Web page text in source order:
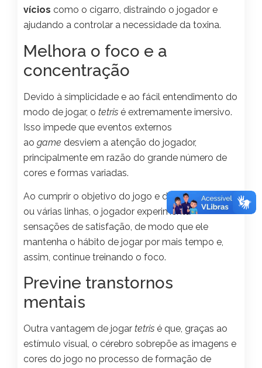
vícios como o cigarro, distraindo o jogador e
ajudando a controlar a necessidade da toxina.
Melhora o foco e a
concentração
Devido à simplicidade e ao fácil entendimento do
modo de jogar, o tetris é extremamente imersivo.
Isso impede que eventos externos
ao game desviem a atenção do jogador,
principalmente em razão do grande número de
cores e formas variadas.
Ao cumprir o objetivo do jogo e desintegrar uma
ou várias linhas, o jogador experimenta
sensações de satisfação, de modo que ele
mantenha o hábito de jogar por mais tempo e,
assim, continue treinando o foco.
Previne transtornos
mentais
Outra vantagem de jogar tetris é que, graças ao
estímulo visual, o cérebro sobrepõe as imagens e
cores do jogo no processo de formação de